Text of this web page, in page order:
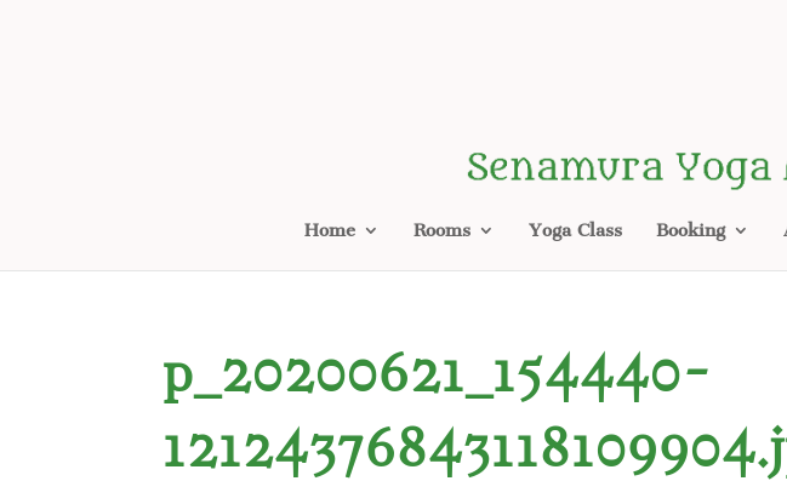
Home Rooms Yoga Class Booking
p_20200621_154440-